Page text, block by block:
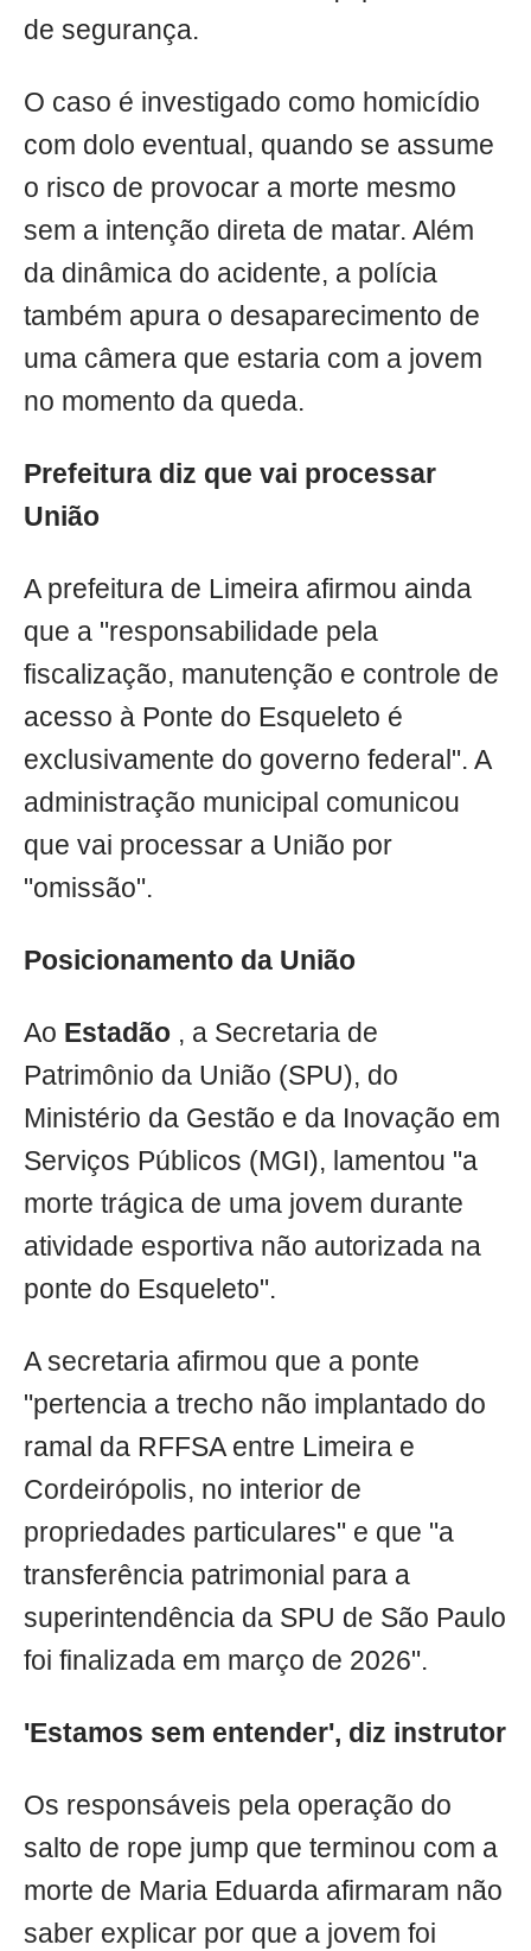
de segurança.
O caso é investigado como homicídio
com dolo eventual, quando se assume
o risco de provocar a morte mesmo
sem a intenção direta de matar. Além
da dinâmica do acidente, a polícia
também apura o desaparecimento de
uma câmera que estaria com a jovem
no momento da queda.
Prefeitura diz que vai processar
União
A prefeitura de Limeira afirmou ainda
que a "responsabilidade pela
fiscalização, manutenção e controle de
acesso à Ponte do Esqueleto é
exclusivamente do governo federal". A
administração municipal comunicou
que vai processar a União por
"omissão".
Posicionamento da União
Ao Estadão , a Secretaria de
Patrimônio da União (SPU), do
Ministério da Gestão e da Inovação em
Serviços Públicos (MGI), lamentou "a
morte trágica de uma jovem durante
atividade esportiva não autorizada na
ponte do Esqueleto".
A secretaria afirmou que a ponte
"pertencia a trecho não implantado do
ramal da RFFSA entre Limeira e
Cordeirópolis, no interior de
propriedades particulares" e que "a
transferência patrimonial para a
superintendência da SPU de São Paulo
foi finalizada em março de 2026".
'Estamos sem entender', diz instrutor
Os responsáveis pela operação do
salto de rope jump que terminou com a
morte de Maria Eduarda afirmaram não
saber explicar por que a jovem foi